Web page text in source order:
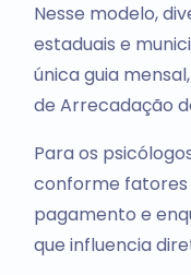
Nesse modelo,
estaduais e
única guia
de Arrecadação
Para os
conforme
pagamento e
que influencia